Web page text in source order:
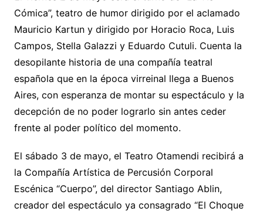
Cómica”, teatro de humor dirigido por el aclamado
Mauricio Kartun y dirigido por Horacio Roca, Luis
Campos, Stella Galazzi y Eduardo Cutuli. Cuenta la
desopilante historia de una compañía teatral
española que en la época virreinal llega a Buenos
Aires, con esperanza de montar su espectáculo y la
decepción de no poder lograrlo sin antes ceder
frente al poder político del momento.
El sábado 3 de mayo, el Teatro Otamendi recibirá a
la Compañía Artística de Percusión Corporal
Escénica “Cuerpo”, del director Santiago Ablin,
creador del espectáculo ya consagrado “El Choque